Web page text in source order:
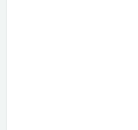
و افزایش قدرت عضلات کمک
غذایی یا قبل از خواب، برای
با پروتئین وی معمولی دارد؟